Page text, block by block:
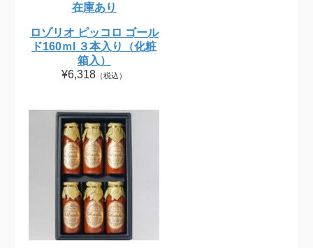
在庫あり
ロゾリオ ピッコロ ゴール
ド160ｍl ３本入り（化粧
箱入）
¥6,318 （税込）